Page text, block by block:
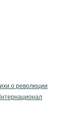
о революции